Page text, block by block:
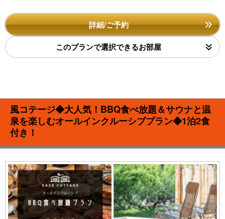
詳細/ご予約
このプランで選択できるお部屋
風コテージ◆大人気！BBQ食べ放題＆サウナと温
泉を楽しむオールインクルーシブプラン◆1泊2食
付き！